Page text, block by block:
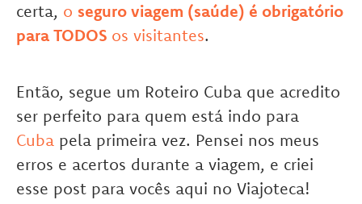
certa, o seguro viagem (saúde) é obrigatório
para TODOS os visitantes.
Então, segue um Roteiro Cuba que acredito
ser perfeito para quem está indo para
Cuba pela primeira vez. Pensei nos meus
erros e acertos durante a viagem, e criei
esse post para vocês aqui no Viajoteca!